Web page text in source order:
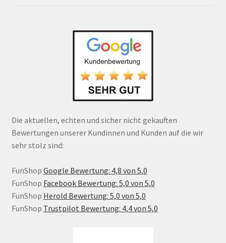
Die aktuellen, echten und sicher nicht gekauften
Bewertungen unserer Kundinnen und Kunden auf die wir
sehr stolz sind:
FunShop Google Bewertung: 4,8 von 5,0
FunShop Facebook Bewertung: 5,0 von 5,0
FunShop Herold Bewertung: 5,0 von 5,0
FunShop Trustpilot Bewertung: 4,4 von 5,0